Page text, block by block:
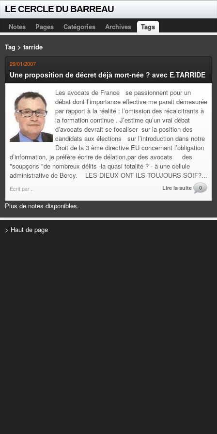
LE CERCLE DU BARREAU
Notes Pages Catégories Archives Tags
Tag > tarride
29/01/2007
Une proposition de décret déjà mort-née ? avec E.TARRIDE
Les avocats de France se passionnent pour un
débat dont l’importance effective me parait démesurée
par rapport à la réalité : l’omission des récalcitrants à
la formation continue . J’estime qu’un vrai débat
d’avocats devrait se focaliser sur la position des
candidats aux élections sur l’introduction dans notre
Droit de la 3 ème directive EU concernant l’obligation
d’information, je préfère écrire de délation,par des avocats des
"soupçons "de nombreux délits -la quasi totalité ? - à une cellule
administrative de Bercy. LES DIEUX ONT ILS TOUJOURS SOIF?...
Écrit par Lire la suite 0
Plus de notes disponibles.
> Haut de page